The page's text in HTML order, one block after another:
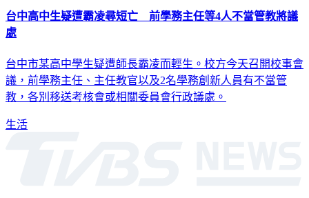
台中高中生疑遭霸凌尋短亡 前學務主任等4人不當管教將議
處
台中市某高中學生疑遭師長霸凌而輕生。校方今天召開校事會
議，前學務主任、主任教官以及2名學務創新人員有不當管
教，各別移送考核會或相關委員會行政議處。
生活